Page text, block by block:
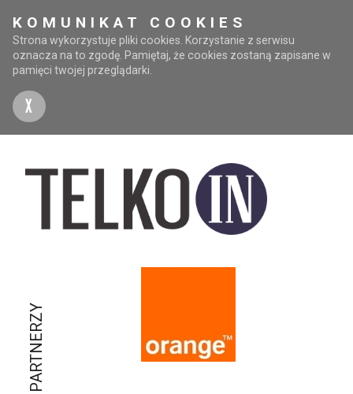
KOMUNIKAT COOKIES
Strona wykorzystuje pliki cookies. Korzystanie z serwisu
oznacza na to zgodę. Pamiętaj, że cookies zostaną zapisane w
pamięci twojej przeglądarki.
X
PARTNERZY